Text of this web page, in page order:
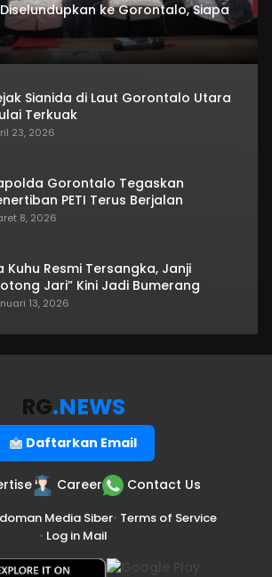
ke Gorontalo, Siapa
Sianida di Laut Gorontalo Utara
Terkuak
23, 2026
Gorontalo Tegaskan
PETI Terus Berjalan
8, 2026
Kuhu Resmi Tersangka, Janji
Jari” Kini Jadi Bumerang
13, 2026
RG.NEWS
Daftarkan Email
Career Contact Us
Media Siber• Terms of Service
• Log in Mail